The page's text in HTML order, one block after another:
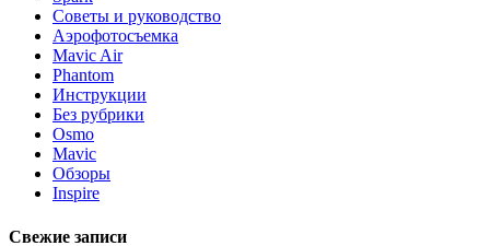
Советы и руководство
Аэрофотосъемка
Mavic Air
Phantom
Инструкции
Без рубрики
Osmo
Mavic
Обзоры
Inspire
Свежие записи